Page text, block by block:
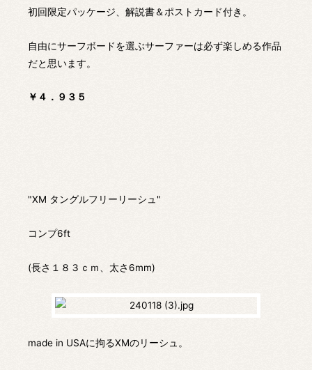
初回限定パッケージ、解説書＆ポストカード付き。
自由にサーフボードを選ぶサーファーは必ず楽しめる作品
だと思います。
￥４．９３５
"XM タングルフリーリーシュ"
コンプ6ft
(長さ１８３ｃｍ、太さ6mm)
made in USAに拘るXMのリーシュ。